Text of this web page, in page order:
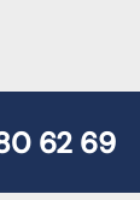
62 69